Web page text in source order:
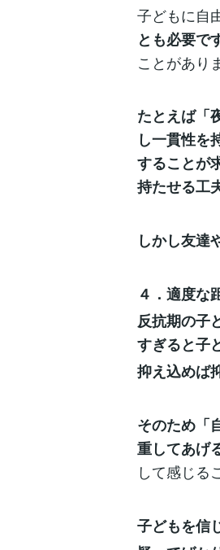
子どもに自
とも必要で
ことがあり
たとえば「
し一貫性を
することが
持たせる工
しかし友達
４．適度な
反抗期の子
すぎると子
抑え込めば
そのため「
重してあげ
して感じる
子どもを信